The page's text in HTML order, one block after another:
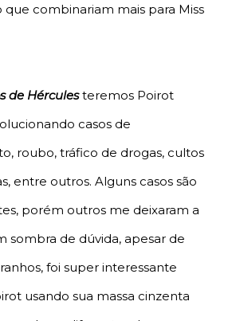
combinariam mais para Miss
de Hérculesteremos Poirot
casos de
roubo, tráfico de drogas, cultos
entre outros. Alguns casos são
porém outros me deixaram a
sombra de dúvida, apesar de
foi super interessante
usando sua massa cinzenta